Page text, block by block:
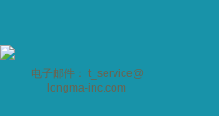
电子邮件： t_service@
longma-inc.com